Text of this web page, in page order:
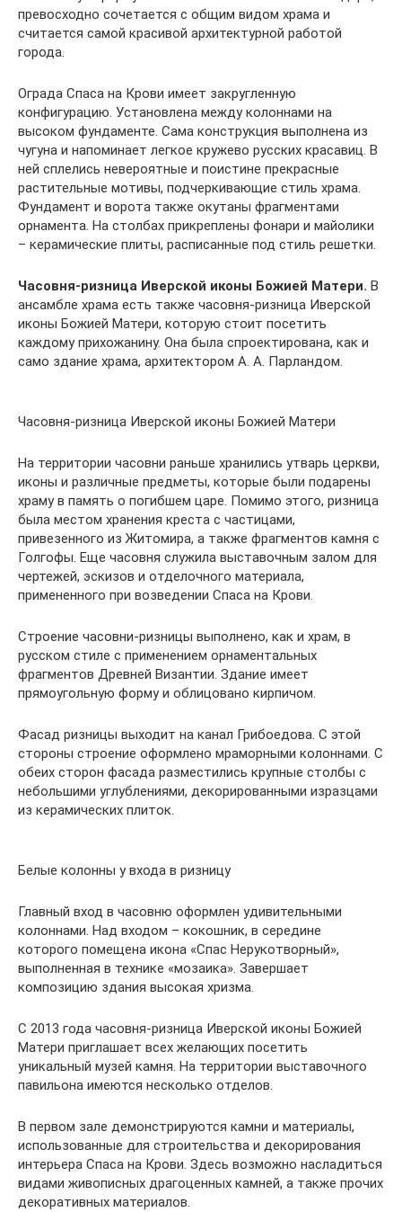
превосходно сочетается с общим видом храма и
считается самой красивой архитектурной работой
города.
Ограда Спаса на Крови имеет закругленную
конфигурацию. Установлена между колоннами на
высоком фундаменте. Сама конструкция выполнена из
чугуна и напоминает легкое кружево русских красавиц. В
ней сплелись невероятные и поистине прекрасные
растительные мотивы, подчеркивающие стиль храма.
Фундамент и ворота также окутаны фрагментами
орнамента. На столбах прикреплены фонари и майолики
– керамические плиты, расписанные под стиль решетки.
Часовня-ризница Иверской иконы Божией Матери. В
ансамбле храма есть также часовня-ризница Иверской
иконы Божией Матери, которую стоит посетить
каждому прихожанину. Она была спроектирована, как и
само здание храма, архитектором А. А. Парландом.
Часовня-ризница Иверской иконы Божией Матери
На территории часовни раньше хранились утварь церкви,
иконы и различные предметы, которые были подарены
храму в память о погибшем царе. Помимо этого, ризница
была местом хранения креста с частицами,
привезенного из Житомира, а также фрагментов камня с
Голгофы. Еще часовня служила выставочным залом для
чертежей, эскизов и отделочного материала,
примененного при возведении Спаса на Крови.
Строение часовни-ризницы выполнено, как и храм, в
русском стиле с применением орнаментальных
фрагментов Древней Византии. Здание имеет
прямоугольную форму и облицовано кирпичом.
Фасад ризницы выходит на канал Грибоедова. С этой
стороны строение оформлено мраморными колоннами. С
обеих сторон фасада разместились крупные столбы с
небольшими углублениями, декорированными изразцами
из керамических плиток.
Белые колонны у входа в ризницу
Главный вход в часовню оформлен удивительными
колоннами. Над входом – кокошник, в середине
которого помещена икона «Спас Нерукотворный»,
выполненная в технике «мозаика». Завершает
композицию здания высокая хризма.
С 2013 года часовня-ризница Иверской иконы Божией
Матери приглашает всех желающих посетить
уникальный музей камня. На территории выставочного
павильона имеются несколько отделов.
В первом зале демонстрируются камни и материалы,
использованные для строительства и декорирования
интерьера Спаса на Крови. Здесь возможно насладиться
видами живописных драгоценных камней, а также прочих
декоративных материалов.